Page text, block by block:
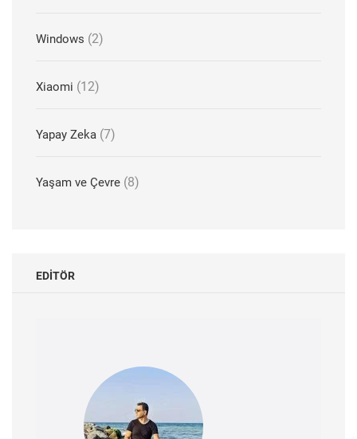
Windows (2)
Xiaomi (12)
Yapay Zeka (7)
Yaşam ve Çevre (8)
EDITÖR